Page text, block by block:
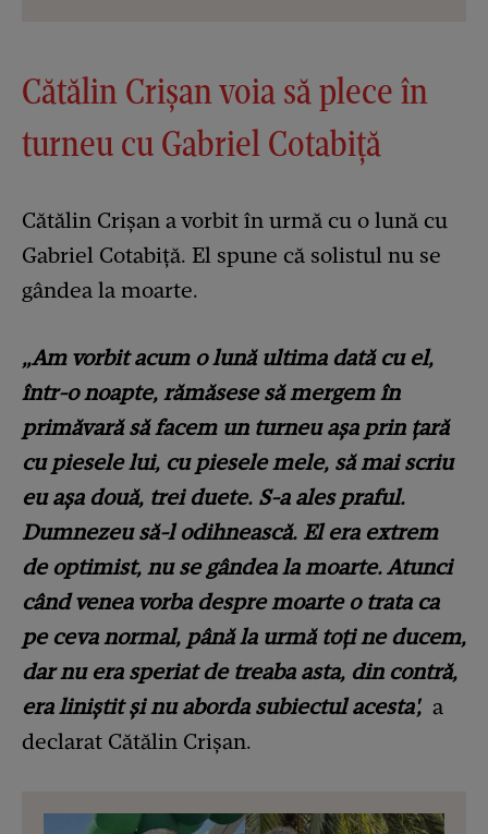
Cătălin Crișan voia să plece în
turneu cu Gabriel Cotabiță
Cătălin Crișan a vorbit în urmă cu o lună cu
Gabriel Cotabiță. El spune că solistul nu se
gândea la moarte.
„Am vorbit acum o lună ultima dată cu el,
într-o noapte, rămăsese să mergem în
primăvară să facem un turneu așa prin țară
cu piesele lui, cu piesele mele, să mai scriu
eu așa două, trei duete. S-a ales praful.
Dumnezeu să-l odihnească. El era extrem
de optimist, nu se gândea la moarte. Atunci
când venea vorba despre moarte o trata ca
pe ceva normal, până la urmă toți ne ducem,
dar nu era speriat de treaba asta, din contră,
era liniștit și nu aborda subiectul acesta', a
declarat Cătălin Crișan.